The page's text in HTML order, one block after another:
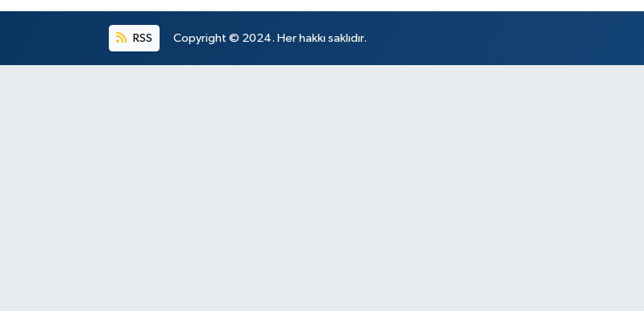
RSS Copyright © 2024. Her hakkı saklıdır.